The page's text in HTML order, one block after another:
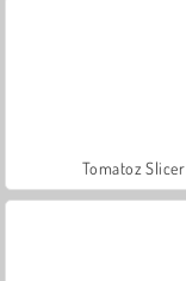
Tomatoz Slicer